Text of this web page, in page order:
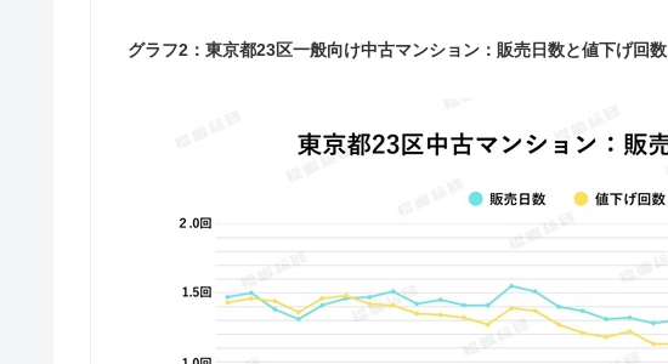
グラフ2：東京都23区一般向け中古マンション：販売日数と値下げ回数